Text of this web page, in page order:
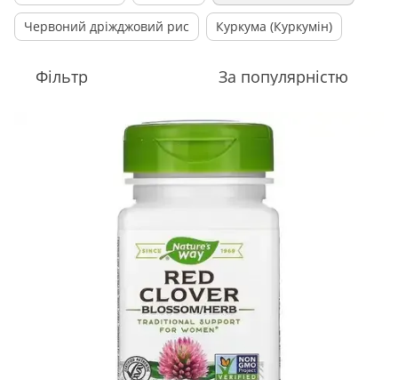
Червоний дріжджовий рис Куркума (Куркумін)
Фільтр За популярністю